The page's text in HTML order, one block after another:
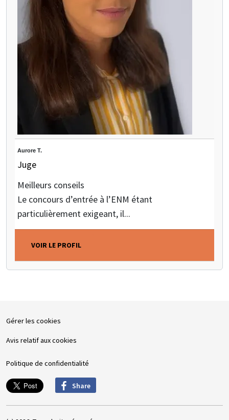
Aurore T.
Juge
Meilleurs conseils
Le concours d’entrée à l’ENM étant
particulièrement exigeant, il...
VOIR LE PROFIL
Gérer les cookies
Avis relatif aux cookies
Politique de confidentialité
Share